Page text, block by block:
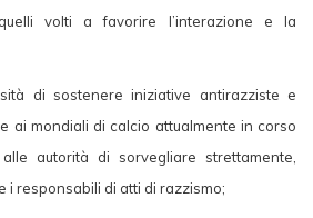
volti a favorire l’interazione e la
di sostenere iniziative antirazziste e
ai mondiali di calcio attualmente in corso
autorità di sorvegliare strettamente,
i responsabili di atti di razzismo;